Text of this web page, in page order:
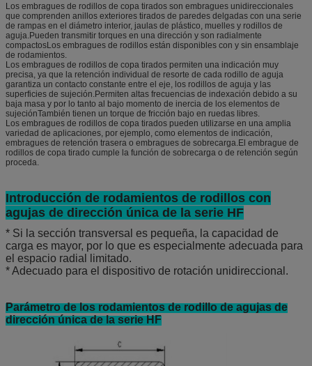
Los embragues de rodillos de copa tirados son embragues unidireccionales
que comprenden anillos exteriores tirados de paredes delgadas con una serie
de rampas en el diámetro interior, jaulas de plástico, muelles y rodillos de
aguja.Pueden transmitir torques en una dirección y son radialmente
compactosLos embragues de rodillos están disponibles con y sin ensamblaje
de rodamientos.
Los embragues de rodillos de copa tirados permiten una indicación muy
precisa, ya que la retención individual de resorte de cada rodillo de aguja
garantiza un contacto constante entre el eje, los rodillos de aguja y las
superficies de sujeción.Permiten altas frecuencias de indexación debido a su
baja masa y por lo tanto al bajo momento de inercia de los elementos de
sujeciónTambién tienen un torque de fricción bajo en ruedas libres.
Los embragues de rodillos de copa tirados pueden utilizarse en una amplia
variedad de aplicaciones, por ejemplo, como elementos de indicación,
embragues de retención trasera o embragues de sobrecarga.El embrague de
rodillos de copa tirado cumple la función de sobrecarga o de retención según
proceda.
Introducción de rodamientos de rodillos con
agujas de dirección única de la serie HF
* Si la sección transversal es pequeña, la capacidad de
carga es mayor, por lo que es especialmente adecuada para
el espacio radial limitado.
* Adecuado para el dispositivo de rotación unidireccional.
Parámetro de los rodamientos de rodillo de agujas de
dirección única de la serie HF